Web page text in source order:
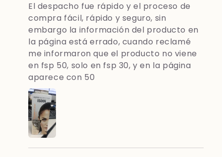
El despacho fue rápido y el proceso de
compra fácil, rápido y seguro, sin
embargo la información del producto en
la página está errado, cuando reclamé
me informaron que el producto no viene
en fsp 50, solo en fsp 30, y en la página
aparece con 50